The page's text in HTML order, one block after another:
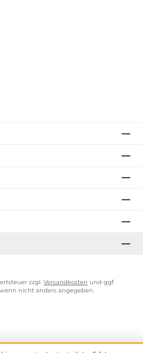
zzgl. Versandkosten und ggf.
nicht anders angegeben.